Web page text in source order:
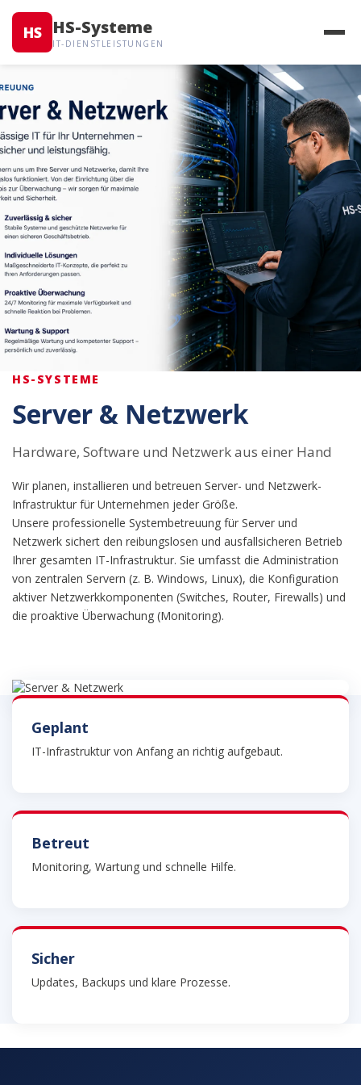
HS HS-Systeme
IT-DIENSTLEISTUNGEN
HS-SYSTEME
Server & Netzwerk
Hardware, Software und Netzwerk aus einer Hand
Wir planen, installieren und betreuen Server- und Netzwerk-
Infrastruktur für Unternehmen jeder Größe.
Unsere professionelle Systembetreuung für Server und
Netzwerk sichert den reibungslosen und ausfallsicheren Betrieb
Ihrer gesamten IT-Infrastruktur. Sie umfasst die Administration
von zentralen Servern (z. B. Windows, Linux), die Konfiguration
aktiver Netzwerkkomponenten (Switches, Router, Firewalls) und
die proaktive Überwachung (Monitoring).
Geplant
IT-Infrastruktur von Anfang an richtig aufgebaut.
Betreut
Monitoring, Wartung und schnelle Hilfe.
Sicher
Updates, Backups und klare Prozesse.